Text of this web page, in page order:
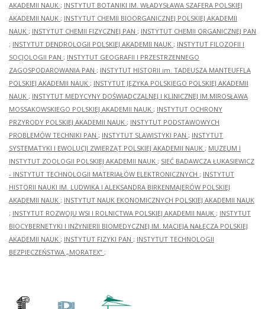
AKADEMII NAUK ; INSTYTUT BOTANIKI IM. WŁADYSŁAWA SZAFERA POLSKIEJ
AKADEMII NAUK ; INSTYTUT CHEMII BIOORGANICZNEJ POLSKIEJ AKADEMII
NAUK ; INSTYTUT CHEMII FIZYCZNEJ PAN ; INSTYTUT CHEMII ORGANICZNEJ PAN
; INSTYTUT DENDROLOGII POLSKIEJ AKADEMII NAUK ; INSTYTUT FILOZOFII I
SOCJOLOGII PAN ; INSTYTUT GEOGRAFII I PRZESTRZENNEGO
ZAGOSPODAROWANIA PAN ; INSTYTUT HISTORII im. TADEUSZA MANTEUFFLA
POLSKIEJ AKADEMII NAUK ; INSTYTUT JĘZYKA POLSKIEGO POLSKIEJ AKADEMII
NAUK ; INSTYTUT MEDYCYNY DOŚWIADCZALNEJ I KLINICZNEJ IM.MIROSŁAWA
MOSSAKOWSKIEGO POLSKIEJ AKADEMII NAUK ; INSTYTUT OCHRONY
PRZYRODY POLSKIEJ AKADEMII NAUK ; INSTYTUT PODSTAWOWYCH
PROBLEMÓW TECHNIKI PAN ; INSTYTUT SLAWISTYKI PAN ; INSTYTUT
SYSTEMATYKI I EWOLUCJI ZWIERZĄT POLSKIEJ AKADEMII NAUK ; MUZEUM I
INSTYTUT ZOOLOGII POLSKIEJ AKADEMII NAUK ; SIEĆ BADAWCZA ŁUKASIEWICZ
- INSTYTUT TECHNOLOGII MATERIAŁÓW ELEKTRONICZNYCH ; INSTYTUT
HISTORII NAUKI IM. LUDWIKA I ALEKSANDRA BIRKENMAJERÓW POLSKIEJ
AKADEMII NAUK ; INSTYTUT NAUK EKONOMICZNYCH POLSKIEJ AKADEMII NAUK
; INSTYTUT ROZWOJU WSI I ROLNICTWA POLSKIEJ AKADEMII NAUK ; INSTYTUT
BIOCYBERNETYKI I INŻYNIERII BIOMEDYCZNEJ IM. MACIEJA NAŁĘCZA POLSKIEJ
AKADEMII NAUK ; INSTYTUT FIZYKI PAN ; INSTYTUT TECHNOLOGII
BEZPIECZEŃSTWA „MORATEX” ;